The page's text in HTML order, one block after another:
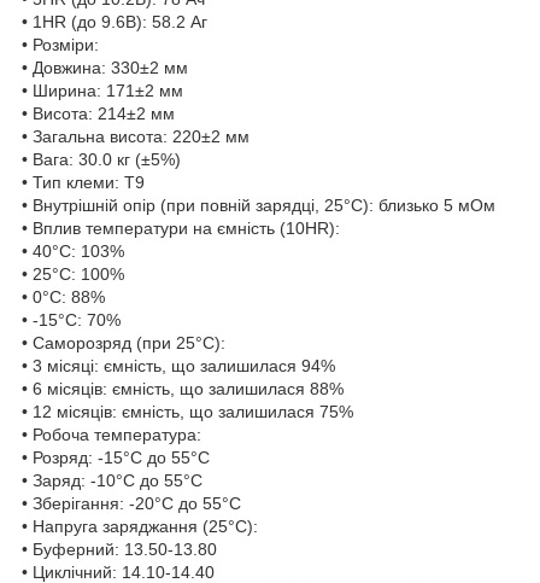
• 1HR (до 9.6В): 58.2 Аг
• Розміри:
• Довжина: 330±2 мм
• Ширина: 171±2 мм
• Висота: 214±2 мм
• Загальна висота: 220±2 мм
• Вага: 30.0 кг (±5%)
• Тип клеми: T9
• Внутрішній опір (при повній зарядці, 25°C): близько 5 мОм
• Вплив температури на ємність (10HR):
• 40°C: 103%
• 25°C: 100%
• 0°C: 88%
• -15°C: 70%
• Саморозряд (при 25°C):
• 3 місяці: ємність, що залишилася 94%
• 6 місяців: ємність, що залишилася 88%
• 12 місяців: ємність, що залишилася 75%
• Робоча температура:
• Розряд: -15°C до 55°C
• Заряд: -10°C до 55°C
• Зберігання: -20°C до 55°C
• Напруга заряджання (25°C):
• Буферний: 13.50-13.80
• Циклічний: 14.10-14.40